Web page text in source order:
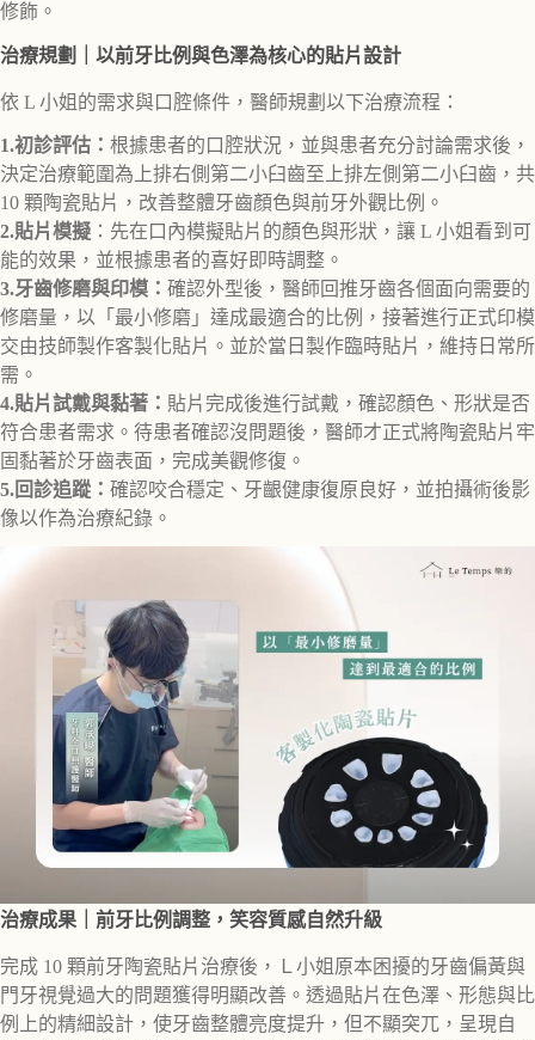
修飾。
治療規劃｜以前牙比例與色澤為核心的貼片設計
依 L 小姐的需求與口腔條件，醫師規劃以下治療流程：
1.初診評估： 根據患者的口腔狀況，並與患者充分討論需求後，
決定治療範圍為上排右側第二小臼齒至上排左側第二小臼齒，共
10 顆陶瓷貼片，改善整體牙齒顏色與前牙外觀比例。
2.貼片模擬 ：先在口內模擬貼片的顏色與形狀，讓 L 小姐看到可
能的效果，並根據患者的喜好即時調整。
3.牙齒修磨與印模： 確認外型後，醫師回推牙齒各個面向需要的
修磨量，以「最小修磨」達成最適合的比例，接著進行正式印模
交由技師製作客製化貼片。並於當日製作臨時貼片，維持日常所
需。
4.貼片試戴與黏著： 貼片完成後進行試戴，確認顏色、形狀是否
符合患者需求。待患者確認沒問題後，醫師才正式將陶瓷貼片牢
固黏著於牙齒表面，完成美觀修復。
5.回診追蹤： 確認咬合穩定、牙齦健康復原良好，並拍攝術後影
像以作為治療紀錄。
治療成果｜前牙比例調整，笑容質感自然升級
完成 10 顆前牙陶瓷貼片治療後，Ｌ小姐原本困擾的牙齒偏黃與
門牙視覺過大的問題獲得明顯改善。透過貼片在色澤、形態與比
例上的精細設計，使牙齒整體亮度提升，但不顯突兀，呈現自